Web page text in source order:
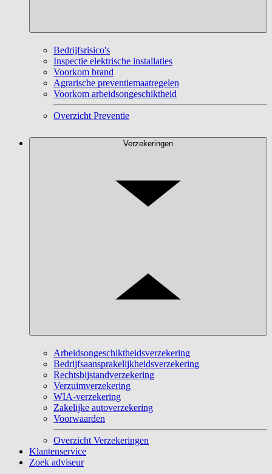
Bedrijfsrisico's
Inspectie elektrische installaties
Voorkom brand
Agrarische preventiemaatregelen
Voorkom arbeidsongeschiktheid
Overzicht Preventie
Verzekeringen
Arbeidsongeschiktheidsverzekering
Bedrijfsaansprakelijkheidsverzekering
Rechtsbijstandverzekering
Verzuimverzekering
WIA-verzekering
Zakelijke autoverzekering
Voorwaarden
Overzicht Verzekeringen
Klantenservice
Zoek adviseur